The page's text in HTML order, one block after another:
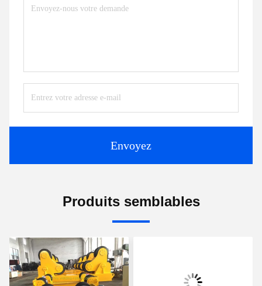
Envoyez
Produits semblables